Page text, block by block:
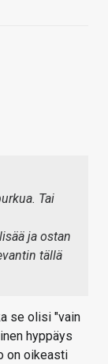
Tai
ja ostan
tällä
se olisi "vain
hyppäys
on oikeasti